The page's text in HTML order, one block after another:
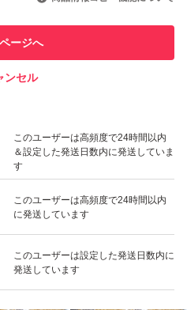
での取引実績があります
このユーザーは高頻度で24時間以内
＆設定した発送日数内に発送していま
す
このユーザーは高頻度で24時間以内
に発送しています
このユーザーは設定した発送日数内に
発送しています
ージへ
ンセル
いいね！
1,000